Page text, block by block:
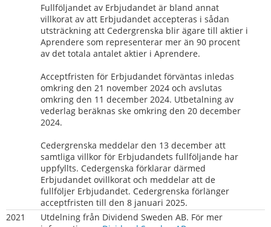
Fullföljandet av Erbjudandet är bland annat
villkorat av att Erbjudandet accepteras i sådan
utsträckning att Cedergrenska blir ägare till aktier i
Aprendere som representerar mer än 90 procent
av det totala antalet aktier i Aprendere.
Acceptfristen för Erbjudandet förväntas inledas
omkring den 21 november 2024 och avslutas
omkring den 11 december 2024. Utbetalning av
vederlag beräknas ske omkring den 20 december
2024.
Cedergrenska meddelar den 13 december att
samtliga villkor för Erbjudandets fullföljande har
uppfyllts. Cedergenska förklarar därmed
Erbjudandet ovillkorat och meddelar att de
fullföljer Erbjudandet. Cedergrenska förlänger
acceptfristen till den 8 januari 2025.
2021
Utdelning från Dividend Sweden AB. För mer